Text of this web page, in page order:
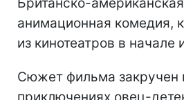
анимационная комедия,
из кинотеатров в начале
Сюжет фильма закручен